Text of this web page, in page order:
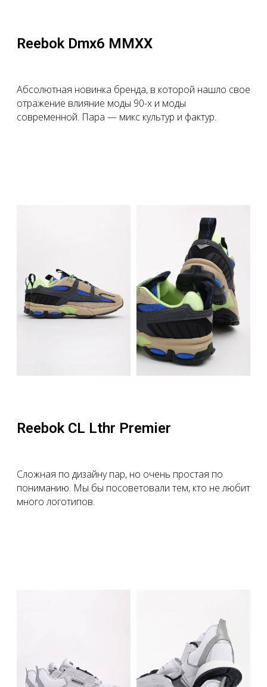
Reebok Dmx6 MMXX
Абсолютная новинка бренда, в которой нашло свое
отражение влияние моды 90-х и моды
современной. Пара — микс культур и фактур.
Reebok CL Lthr Premier
Сложная по дизайну пар, но очень простая по
пониманию. Мы бы посоветовали тем, кто не любит
много логотипов.